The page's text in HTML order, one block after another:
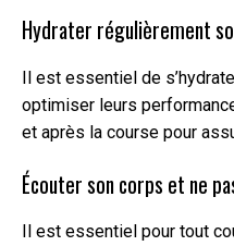
Hydrater régulièrement
Il est essentiel de
optimiser leurs
et après la course pour
Écouter son corps et ne
Il est essentiel pour tout